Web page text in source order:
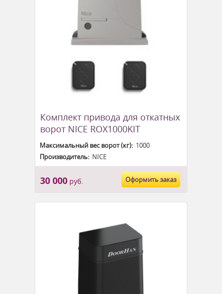
Комплект привода для откатных
ворот NICE ROX1000KIT
Максимальный вес ворот (кг):1000
Производитель:NICE
30 000руб. Оформить заказ